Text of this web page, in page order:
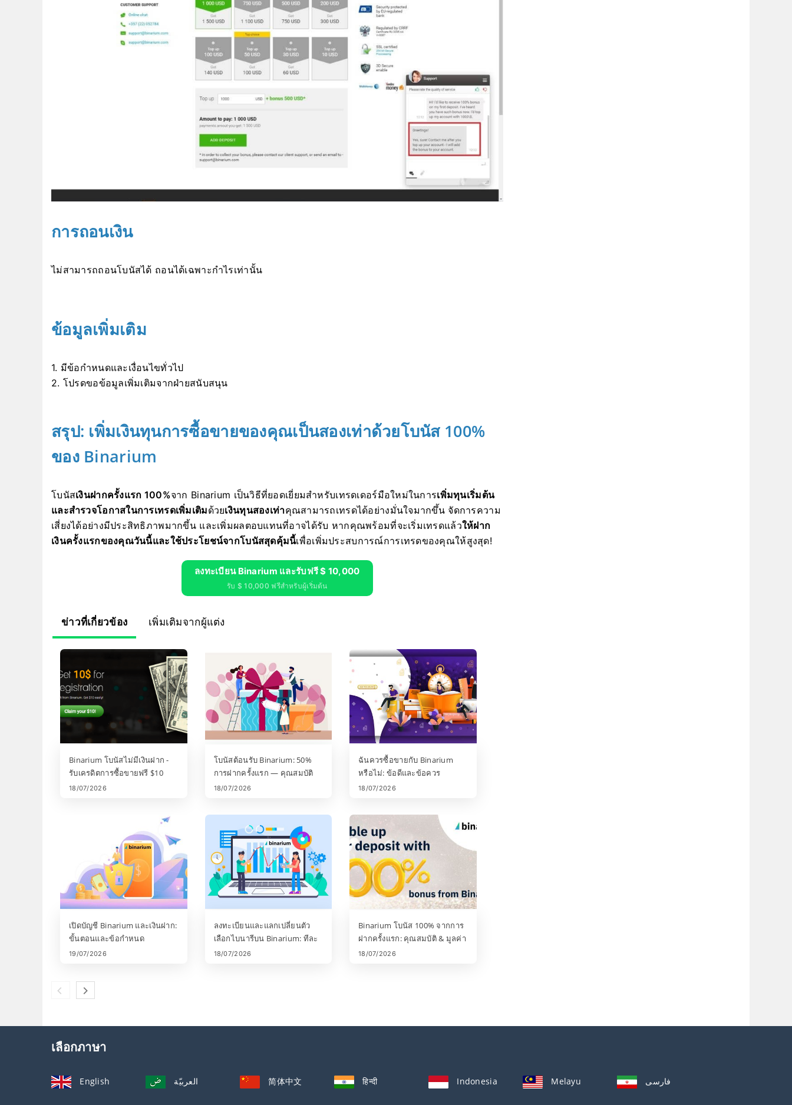
การถอนเงิน
ไม่สามารถถอนโบนัสได้ ถอนได้เฉพาะกำไรเท่านั้น
ข้อมูลเพิ่มเติม
1. มีข้อกำหนดและเงื่อนไขทั่วไป
2. โปรดขอข้อมูลเพิ่มเติมจากฝ่ายสนับสนุน
สรุป: เพิ่มเงินทุนการซื้อขายของคุณเป็นสองเท่าด้วยโบนัส 100%
ของ Binarium
โบนัสเงินฝากครั้งแรก 100%จาก Binarium เป็นวิธีที่ยอดเยี่ยมสำหรับเทรดเดอร์มือใหม่ในการเพิ่มทุนเริ่มต้น
และสำรวจโอกาสในการเทรดเพิ่มเติมด้วยเงินทุนสองเท่าคุณสามารถเทรดได้อย่างมั่นใจมากขึ้น จัดการความ
เสี่ยงได้อย่างมีประสิทธิภาพมากขึ้น และเพิ่มผลตอบแทนที่อาจได้รับ หากคุณพร้อมที่จะเริ่มเทรดแล้วให้ฝาก
เงินครั้งแรกของคุณวันนี้และใช้ประโยชน์จากโบนัสสุดคุ้มนี้เพื่อเพิ่มประสบการณ์การเทรดของคุณให้สูงสุด!
ลงทะเบียน Binarium และรับฟรี $ 10,000
รับ $ 10,000 ฟรีสำหรับผู้เริ่มต้น
ข่าวที่เกี่ยวข้อง เพิ่มเติมจากผู้แต่ง
Binarium โบนัสไม่มีเงินฝาก -
รับเครดิตการซื้อขายฟรี $10
18/07/2026
โบนัสต้อนรับ Binarium: 50%
การฝากครั้งแรก — คุณสมบัติ
และกฎเกณฑ์
18/07/2026
ฉันควรซื้อขายกับ Binarium
หรือไม่: ข้อดีและข้อควร
พิจารณา
18/07/2026
เปิดบัญชี Binarium และเงินฝาก:
ขั้นตอนและข้อกำหนด
19/07/2026
ลงทะเบียนและแลกเปลี่ยนตัว
เลือกไบนารีบน Binarium: ทีละ
ขั้นตอน
18/07/2026
Binarium โบนัส 100% จากการ
ฝากครั้งแรก: คุณสมบัติ & มูลค่า
การซื้อขาย
18/07/2026
เลือกภาษา
English العربيّة 简体中文 हिन्दी Indonesia Melayu فارسی